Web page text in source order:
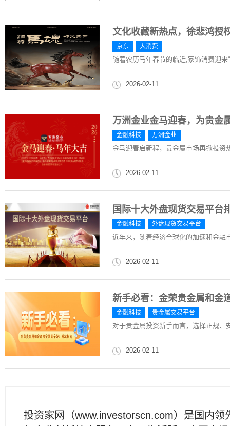
文化收藏新热点，徐悲鸿授
京东 大消费
随着农历马年春节的临近,家饰消费迎来
2026-02-11
万洲金业金马迎春，为贵金
金融科技 万洲金业
金马迎春启新程，贵金属市场再掀投资
2026-02-11
国际十大外盘现货交易平台
金融科技 外盘现货交易平台
近年来，随着经济全球化的加速和金融
2026-02-11
新手必看：金荣贵金属和金
金融科技 贵金属交易平台
对于贵金属投资新手而言，选择正规
2026-02-11
投资家网（www.investorscn.com）是国内领